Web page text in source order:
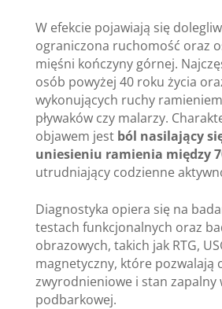
W efekcie pojawiają się
ograniczona ruchomość oraz
mięśni kończyny górnej.
osób powyżej 40 roku życia
wykonujących ruchy
pływaków czy malarzy.
objawem jest ból nasilający
uniesieniu ramienia między
utrudniający codzienne
Diagnostyka opiera się na
testach funkcjonalnych oraz
obrazowych, takich jak RTG,
magnetyczny, które pozwalają
zwyrodnieniowe i stan zapalny
podbarkowej.